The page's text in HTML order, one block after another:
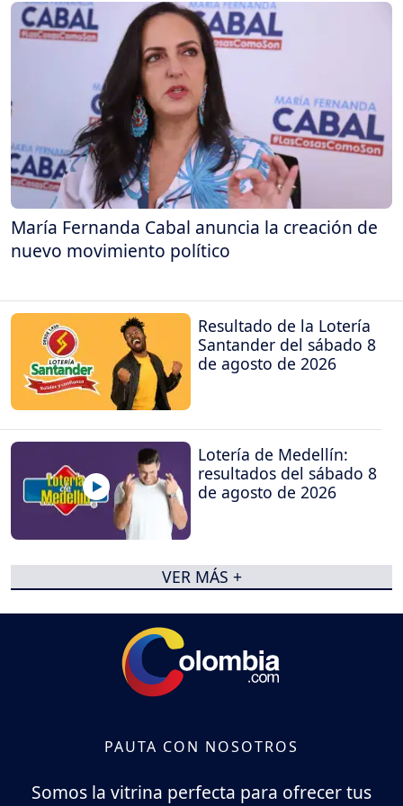
María Fernanda Cabal anuncia la creación de
nuevo movimiento político
Resultado de la Lotería
Santander del sábado 8
de agosto de 2026
Lotería de Medellín:
resultados del sábado 8
de agosto de 2026
VER MÁS +
PAUTA CON NOSOTROS
Somos la vitrina perfecta para ofrecer tus